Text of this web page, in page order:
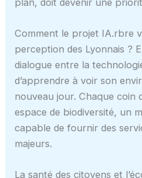
Comment le projet IA.rbre
perception des Lyonnais ?
dialogue entre la
d’apprendre à voir son
nouveau jour. Chaque coin
espace de biodiversité, un
capable de fournir des
majeurs.
La santé des citoyens et